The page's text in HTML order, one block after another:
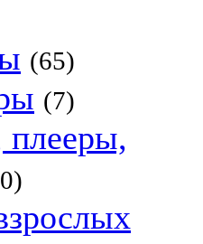
(65)
(7)